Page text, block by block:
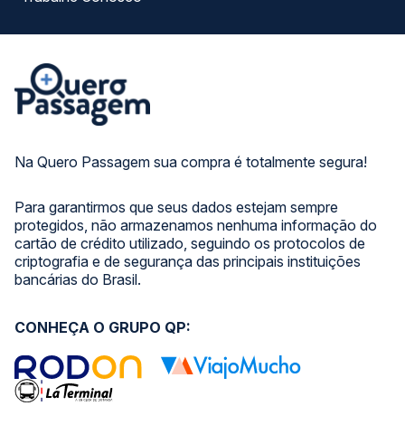
Na Quero Passagem sua compra é totalmente segura!
Para garantirmos que seus dados estejam sempre
protegidos, não armazenamos nenhuma informação do
cartão de crédito utilizado, seguindo os protocolos de
criptografia e de segurança das principais instituições
bancárias do Brasil.
CONHEÇA O GRUPO QP: